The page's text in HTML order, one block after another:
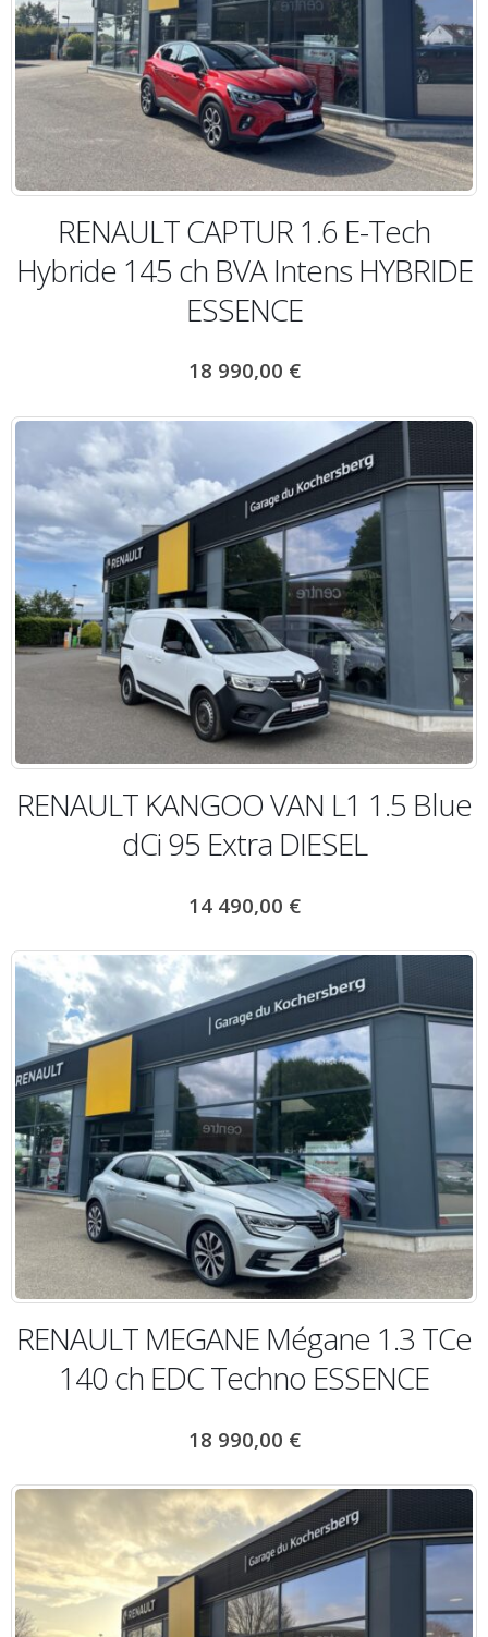
RENAULT CAPTUR 1.6 E-Tech
Hybride 145 ch BVA Intens HYBRIDE
ESSENCE
18 990,00 €
RENAULT KANGOO VAN L1 1.5 Blue
dCi 95 Extra DIESEL
14 490,00 €
RENAULT MEGANE Mégane 1.3 TCe
140 ch EDC Techno ESSENCE
18 990,00 €